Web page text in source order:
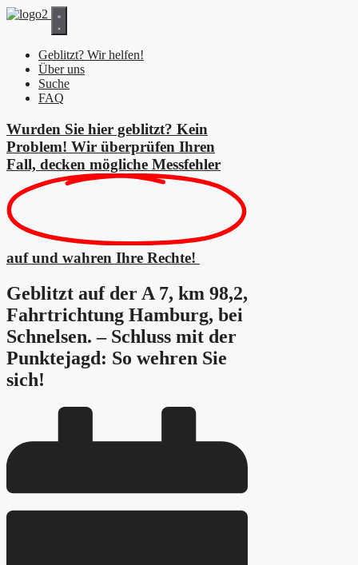
Zum
Geblitzt? Wir helfen!
Über uns
Suche
FAQ
Wurden Sie hier geblitzt? Kein
Problem! Wir überprüfen Ihren
Fall, decken mögliche Messfehler
auf und wahren Ihre Rechte!
Geblitzt auf der A 7, km 98,2,
Fahrtrichtung Hamburg, bei
Schnelsen. – Schluss mit der
Punktejagd: So wehren Sie
sich!